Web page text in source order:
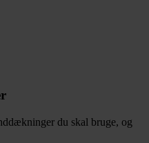
du skal bruge, og